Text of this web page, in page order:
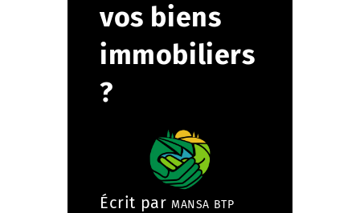
vos biens
immobiliers
?
Écrit par MANSA BTP